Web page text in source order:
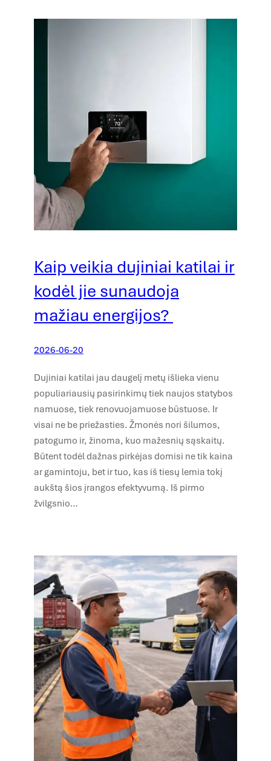
Kaip veikia dujiniai katilai ir
kodėl jie sunaudoja
mažiau energijos?
2026-06-20
Dujiniai katilai jau daugelį metų išlieka vienu
populiariausių pasirinkimų tiek naujos statybos
namuose, tiek renovuojamuose būstuose. Ir
visai ne be priežasties. Žmonės nori šilumos,
patogumo ir, žinoma, kuo mažesnių sąskaitų.
Būtent todėl dažnas pirkėjas domisi ne tik kaina
ar gamintoju, bet ir tuo, kas iš tiesų lemia tokį
aukštą šios įrangos efektyvumą. Iš pirmo
žvilgsnio…